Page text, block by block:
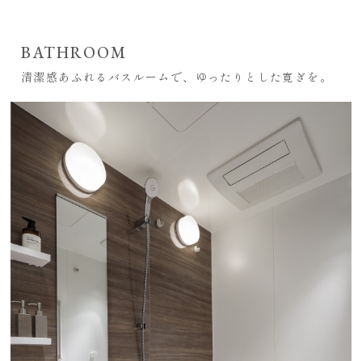
BATHROOM
清潔感あふれるバスルームで、ゆったりとした寛ぎを。